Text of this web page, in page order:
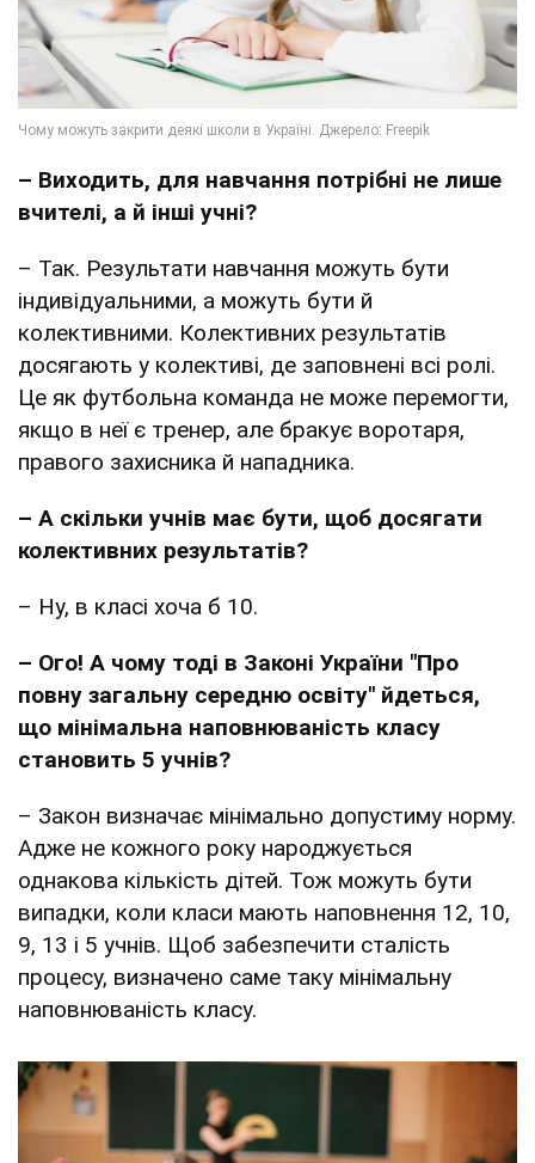
– Виходить, для навчання потрібні не лише
вчителі, а й інші учні?
– Так. Результати навчання можуть бути
індивідуальними, а можуть бути й
колективними. Колективних результатів
досягають у колективі, де заповнені всі ролі.
Це як футбольна команда не може перемогти,
якщо в неї є тренер, але бракує воротаря,
правого захисника й нападника.
– А скільки учнів має бути, щоб досягати
колективних результатів?
– Ну, в класі хоча б 10.
– Ого! А чому тоді в Законі України "Про
повну загальну середню освіту" йдеться,
що мінімальна наповнюваність класу
становить 5 учнів?
– Закон визначає мінімально допустиму норму.
Адже не кожного року народжується
однакова кількість дітей. Тож можуть бути
випадки, коли класи мають наповнення 12, 10,
9, 13 і 5 учнів. Щоб забезпечити сталість
процесу, визначено саме таку мінімальну
наповнюваність класу.